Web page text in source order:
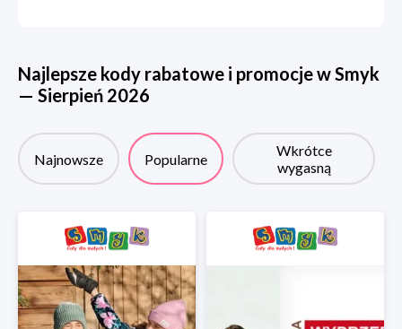
Najlepsze kody rabatowe i promocje wSmyk
— Sierpień 2026
Najnowsze Popularne
Wkrótce
wygasną